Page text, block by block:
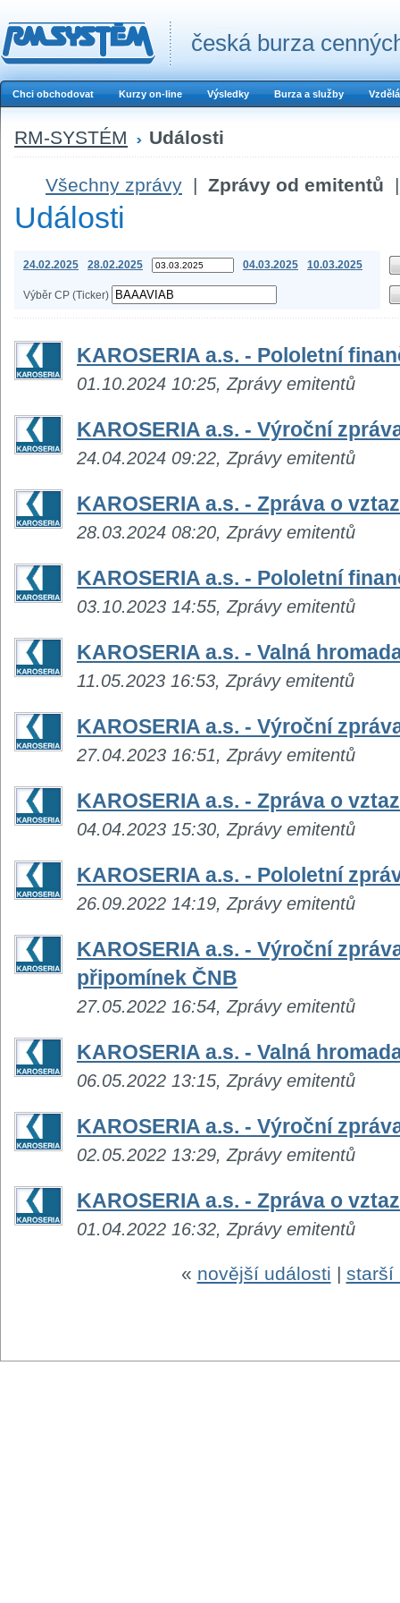
česká burza
Chci obchodovat Kurzy on-line Výsledky Burza a služby
RM-SYSTÉM Události
Všechny zprávy | Zprávy od emitentů |
Události
24.02.2025 28.02.2025 04.03.2025 10.03.2025
Výběr CP (Ticker)
KAROSERIA a.s. - Pololetní
01.10.2024 10:25, Zprávy emitentů
KAROSERIA a.s. - Výroční
24.04.2024 09:22, Zprávy emitentů
KAROSERIA a.s. - Zpráva o
28.03.2024 08:20, Zprávy emitentů
KAROSERIA a.s. - Pololetní
03.10.2023 14:55, Zprávy emitentů
KAROSERIA a.s. - Valná
11.05.2023 16:53, Zprávy emitentů
KAROSERIA a.s. - Výroční
27.04.2023 16:51, Zprávy emitentů
KAROSERIA a.s. - Zpráva o
04.04.2023 15:30, Zprávy emitentů
KAROSERIA a.s. - Pololetní
26.09.2022 14:19, Zprávy emitentů
KAROSERIA a.s. - Výroční
připomínek ČNB
27.05.2022 16:54, Zprávy emitentů
KAROSERIA a.s. - Valná
06.05.2022 13:15, Zprávy emitentů
KAROSERIA a.s. - Výroční
02.05.2022 13:29, Zprávy emitentů
KAROSERIA a.s. - Zpráva o
01.04.2022 16:32, Zprávy emitentů
« novější události | starší